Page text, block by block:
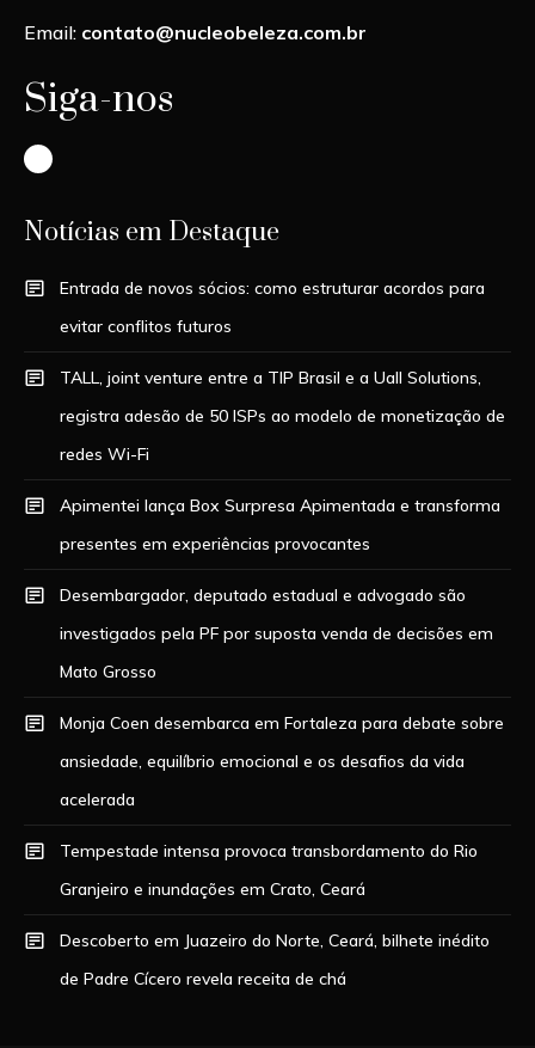
Email: contato@nucleobeleza.com.br
Siga-nos
Instagram
Notícias em Destaque
Entrada de novos sócios: como estruturar acordos para
evitar conflitos futuros
TALL, joint venture entre a TIP Brasil e a Uall Solutions,
registra adesão de 50 ISPs ao modelo de monetização de
redes Wi-Fi
Apimentei lança Box Surpresa Apimentada e transforma
presentes em experiências provocantes
Desembargador, deputado estadual e advogado são
investigados pela PF por suposta venda de decisões em
Mato Grosso
Monja Coen desembarca em Fortaleza para debate sobre
ansiedade, equilíbrio emocional e os desafios da vida
acelerada
Tempestade intensa provoca transbordamento do Rio
Granjeiro e inundações em Crato, Ceará
Descoberto em Juazeiro do Norte, Ceará, bilhete inédito
de Padre Cícero revela receita de chá